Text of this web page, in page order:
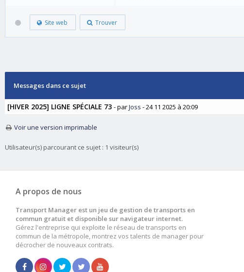
Site web Trouver
Messages dans ce sujet
[HIVER 2025] LIGNE SPÉCIALE 73 - parJoss - 24 11 2025 à 20:09
Voir une version imprimable
Utilisateur(s) parcourant ce sujet : 1 visiteur(s)
A propos de nous
Transport Manager est un jeu de gestion de transports en
commun gratuit et disponible sur navigateur internet.
Gérez l'entreprise qui exploite le réseau de transports en
commun de la métropole, montrez vos talents de manager pour
décrocher de nouveaux contrats.